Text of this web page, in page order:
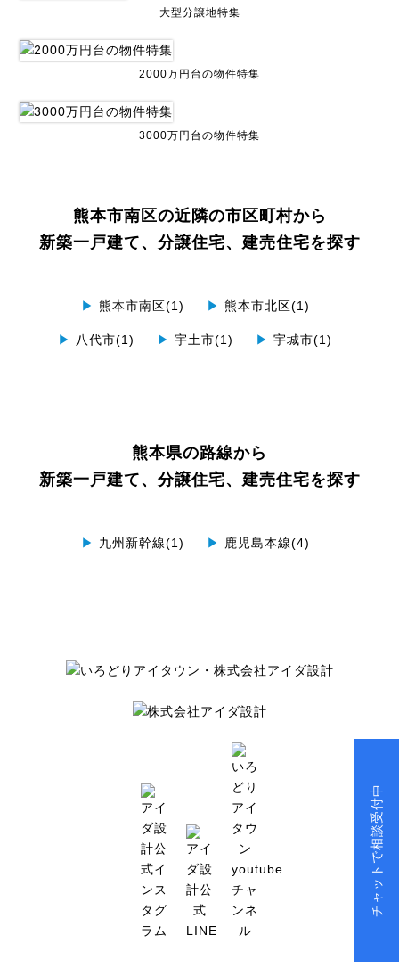
大型分譲地特集
2000万円台の物件特集
3000万円台の物件特集
熊本市南区の近隣の市区町村から
新築一戸建て、分譲住宅、建売住宅を探す
▶ 熊本市南区(1) ▶ 熊本市北区(1)
▶ 八代市(1) ▶ 宇土市(1) ▶ 宇城市(1)
熊本県の路線から
新築一戸建て、分譲住宅、建売住宅を探す
▶ 九州新幹線(1) ▶ 鹿児島本線(4)
チャットで相談受付中